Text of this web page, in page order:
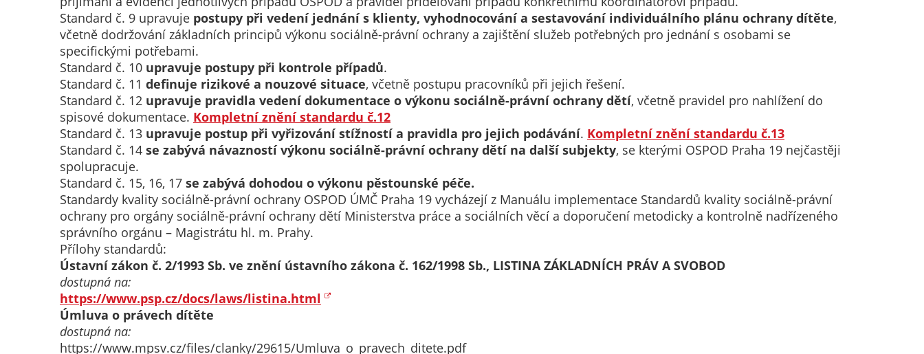
Standard č. 9 upravuje postupy při vedení jednání s klienty, vyhodnocování a sestavování individuálního plánu ochrany dítěte,
včetně dodržování základních principů výkonu sociálně-právní ochrany a zajištění služeb potřebných pro jednání s osobami se
specifickými potřebami.
Standard č. 10 upravuje postupy při kontrole případů.
Standard č. 11 definuje rizikové a nouzové situace, včetně postupu pracovníků při jejich řešení.
Standard č. 12 upravuje pravidla vedení dokumentace o výkonu sociálně-právní ochrany dětí, včetně pravidel pro nahlížení do
spisové dokumentace. Kompletní znění standardu č.12
Standard č. 13 upravuje postup při vyřizování stížností a pravidla pro jejich podávání. Kompletní znění standardu č.13
Standard č. 14 se zabývá návazností výkonu sociálně-právní ochrany dětí na další subjekty, se kterými OSPOD Praha 19 nejčastěji
spolupracuje.
Standard č. 15, 16, 17 se zabývá dohodou o výkonu pěstounské péče.
Standardy kvality sociálně-právní ochrany OSPOD ÚMČ Praha 19 vycházejí z Manuálu implementace Standardů kvality sociálně-právní
ochrany pro orgány sociálně-právní ochrany dětí Ministerstva práce a sociálních věcí a doporučení metodicky a kontrolně nadřízeného
správního orgánu – Magistrátu hl. m. Prahy.
Přílohy standardů:
Ústavní zákon č. 2/1993 Sb. ve znění ústavního zákona č. 162/1998 Sb., LISTINA ZÁKLADNÍCH PRÁV A SVOBOD
dostupná na:
https://www.psp.cz/docs/laws/listina.html
Úmluva o právech dítěte
dostupná na:
https://www.mpsv.cz/files/clanky/29615/Umluva_o_pravech_ditete.pdf
umožňují
měření
a našich
reklamních
Jejich pomocí
určujeme
návštěv našich
internetových
pomocí